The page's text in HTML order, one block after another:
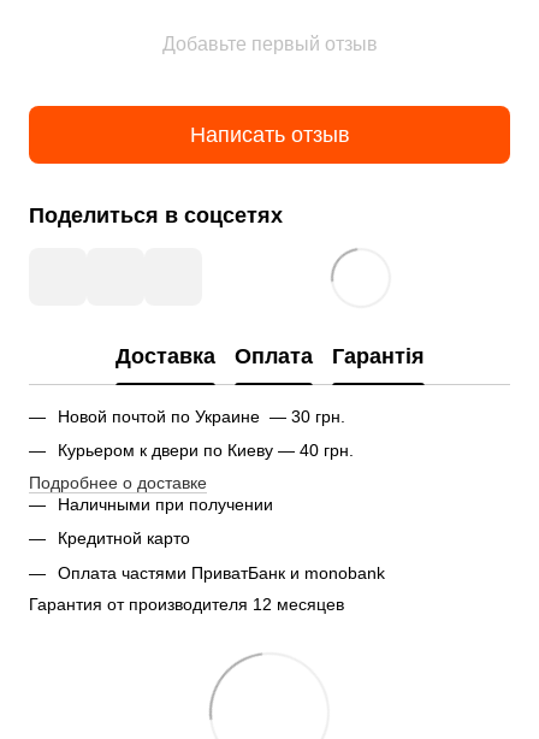
Добавьте первый отзыв
Написать отзыв
Поделиться в соцсетях
Доставка Оплата Гарантія
Новой почтой по Украине — 30 грн.
Курьером к двери по Киеву — 40 грн.
Подробнее о доставке
Наличными при получении
Кредитной карто
Оплата частями ПриватБанк и monobank
Гарантия от производителя 12 месяцев